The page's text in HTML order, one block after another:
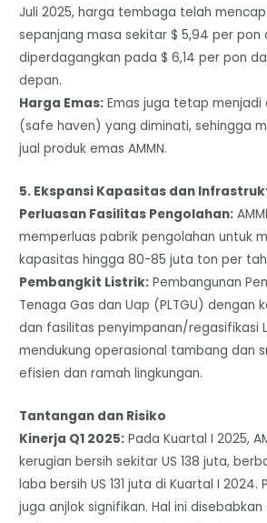
Juli 2025, harga tembaga telah
sepanjang masa sekitar $ 5,94 per pon
diperdagangkan pada $ 6,14 per pon
depan.
Harga Emas: Emas juga tetap menjadi
(safe haven) yang diminati, sehingga
jual produk emas AMMN.
​5. Ekspansi Kapasitas dan
​Perluasan Fasilitas Pengolahan:
memperluas pabrik pengolahan untuk
kapasitas hingga 80-85 juta ton per
​Pembangkit Listrik: Pembangunan
Tenaga Gas dan Uap (PLTGU) dengan
dan fasilitas penyimpanan/regasifikasi
mendukung operasional tambang dan
efisien dan ramah lingkungan.
​Tantangan dan Risiko
​Kinerja Q1 2025: Pada Kuartal I 2025,
kerugian bersih sekitar US 138 juta,
laba bersih US 131 juta di Kuartal I 2024.
juga anjlok signifikan. Hal ini